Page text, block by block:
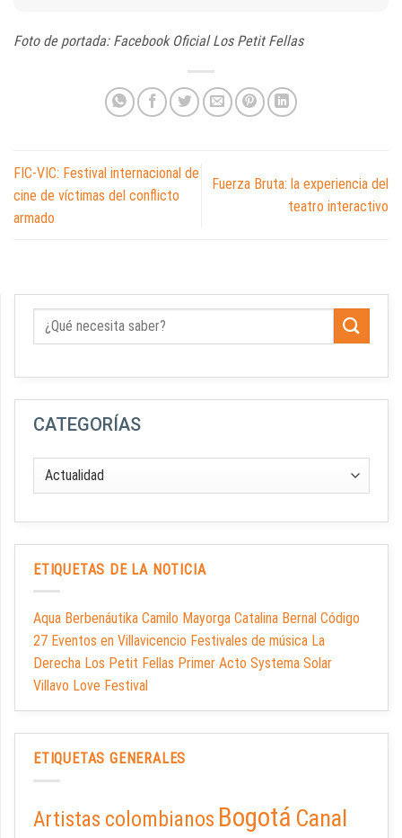
Foto de portada: Facebook Oficial Los Petit Fellas
FIC-VIC: Festival internacional de
cine de víctimas del conflicto
armado
Fuerza Bruta: la experiencia del
teatro interactivo
CATEGORÍAS
ETIQUETAS DE LA NOTICIA
Aqua Berbenáutika Camilo Mayorga Catalina Bernal Código
27 Eventos en Villavicencio Festivales de música La
Derecha Los Petit Fellas Primer Acto Systema Solar
Villavo Love Festival
ETIQUETAS GENERALES
Artistas colombianos Bogotá Canal